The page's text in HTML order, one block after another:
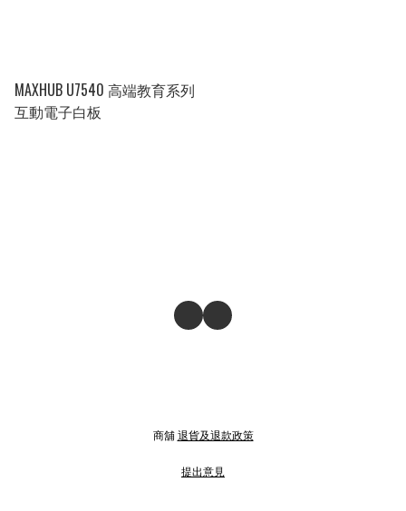
MAXHUB U7540 高端教育系列
互動電子白板
商舖退貨及退款政策
提出意見